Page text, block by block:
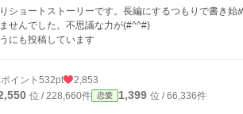
ショートストーリーです。長編にするつもりで書き
せんでした。不思議な力が(#^^#)
にも投稿しています
イント 532pt 2,853
位 / 228,660件 恋愛 1,399 位 / 66,336件